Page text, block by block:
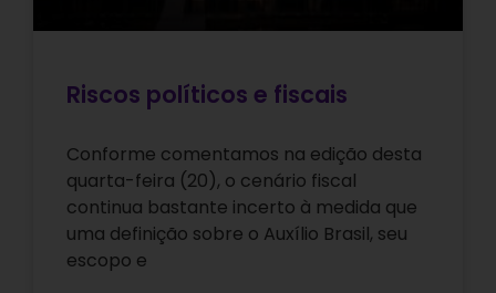
Riscos políticos e fiscais
Conforme comentamos na edição desta
quarta-feira (20), o cenário fiscal
continua bastante incerto à medida que
uma definição sobre o Auxílio Brasil, seu
escopo e